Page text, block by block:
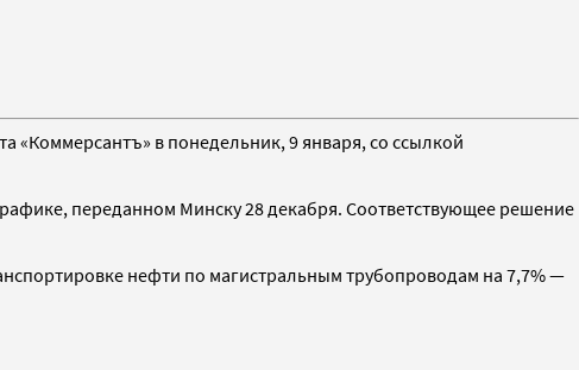
«Коммерсантъ» в понедельник, 9 января, со ссылкой
переданном Минску 28 декабря. Соответствующее решение
нефти по магистральным трубопроводам на 7,7% —